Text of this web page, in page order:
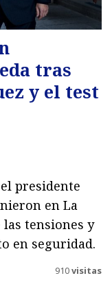
tras
y el test
presidente
en La
tensiones y
en seguridad.
910visitas